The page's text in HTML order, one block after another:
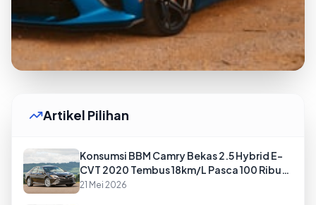
Artikel Pilihan
Konsumsi BBM Camry Bekas 2.5 Hybrid E-
CVT 2020 Tembus 18km/L Pasca 100 Ribu
Km, Sedan Premium Super Irit
21 Mei 2026